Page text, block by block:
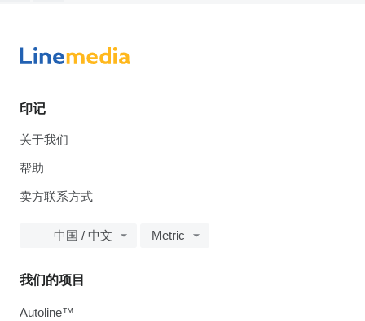
印记
关于我们
帮助
卖方联系方式
中国 / 中文 Metric
我们的项目
Autoline™